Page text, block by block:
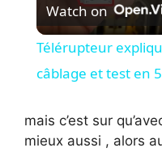
Watch on
Télérupteur
câblage et test en
mais c’est sur
mieux aussi , alors